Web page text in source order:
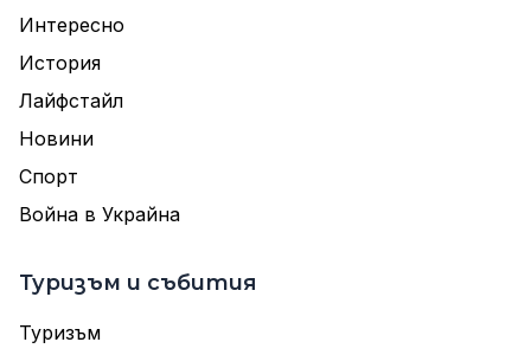
Интересно
История
Лайфстайл
Новини
Спорт
Война в Украйна
Туризъм и събития
Туризъм